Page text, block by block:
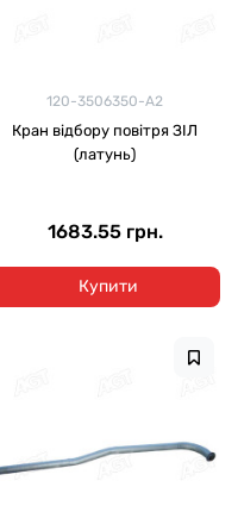
120-3506350-А2
Кран відбору повітря ЗІЛ
(латунь)
1683.55 грн.
Купити